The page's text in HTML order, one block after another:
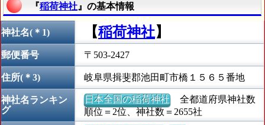
『稲荷神社 』の基本情報
神社名(＊1) 【稲荷神社】
郵便番号 〒503-2427
住所(＊3) 岐阜県揖斐郡池田町市橋１５６５番地
神社名ランキン
グ
日本全国の稲荷神社全都道府県神社数
順位＝2位、神社数＝2655社